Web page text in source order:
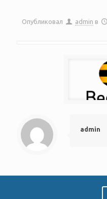
Опубликовал admin в
admin